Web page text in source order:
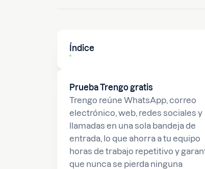
Índice
Prueba Trengo gratis
Trengo reúne WhatsApp, correo
electrónico, web, redes sociales y
llamadas en una sola bandeja de
entrada, lo que ahorra a tu equipo
horas de trabajo repetitivo y
que nunca se pierda ninguna